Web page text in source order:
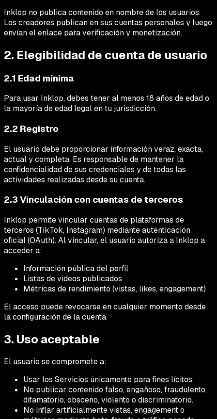
Inklop no publica contenido en nombre de los usuarios.
Los creadores publican en sus cuentas personales y luego
envían el enlace para verificación y monetización.
2. Elegibilidad de cuenta de usuario
2.1 Edad mínima
Para usar Inklop, debes tener al menos 18 años de edad o
la mayoría de edad legal en tu jurisdicción.
2.2 Registro
El usuario debe proporcionar información veraz, exacta,
actual y completa. Es responsable de mantener la
confidencialidad de sus credenciales y de todas las
actividades realizadas desde su cuenta.
2.3 Vinculación con cuentas de terceros
Inklop permite vincular cuentas de plataformas de
terceros (TikTok, Instagram) mediante autenticación
oficial (OAuth). Al vincular, el usuario autoriza a Inklop a
acceder a:
Información pública del perfil
Listas de videos publicados
Métricas de rendimiento (vistas, likes, engagement)
El acceso puede revocarse en cualquier momento desde
la configuración de la cuenta.
3. Uso aceptable
El usuario se compromete a:
Usar los Servicios únicamente para fines lícitos.
No publicar contenido falso, engañoso, fraudulento,
difamatorio, obsceno, violento o discriminatorio.
No inflar artificialmente vistas, engagement o